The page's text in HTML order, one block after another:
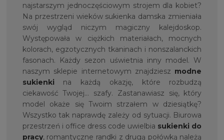
najstarszym jednoczęściowym strojem dla kobiet?
Na przestrzeni wieków sukienka damska zmieniała
swój wygląd niczym magiczny kalejdoskop.
Występowała w ciężkich materiałach, mocnych
kolorach, egzotycznych tkaninach i nonszalanckich
fasonach. Każdy sezon uświetnia inny model. W
naszym sklepie internetowym znajdziesz modne
sukienki na każdą okazję, które rozbudzą
ciekawość Twojej… szafy. Zastanawiasz się, który
model okaże się Twoim strzałem w dziesiątkę?
Wszystko tak naprawdę zależy od sytuacji. Biurowa
przestrzeń i office dress code uwielbia sukienki do
pracy, romantyczne randki z drugą połówką należą